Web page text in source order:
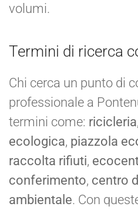
volumi.
Termini di ricerca
Chi cerca un punto di
professionale a
termini come: ricicleria,
ecologica, piazzola
raccolta rifiuti,
conferimento, centro
ambientale. Con